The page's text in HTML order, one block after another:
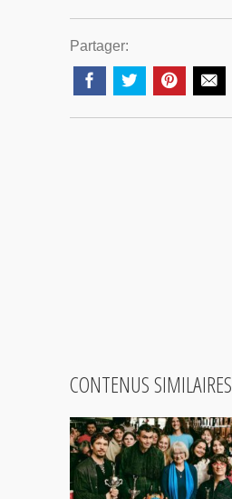
Partager:
CONTENUS SIMILAIRES